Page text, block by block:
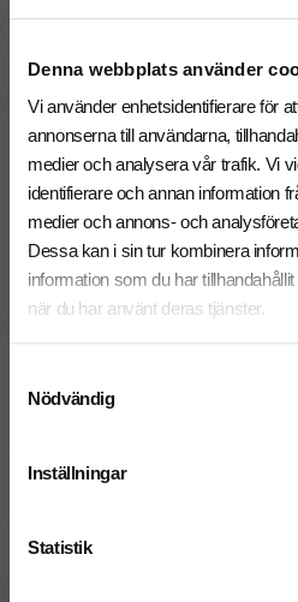
Denna webbplats använder
Vi använder enhetsidentifierare för
annonserna till användarna,
medier och analysera vår trafik. Vi
identifierare och annan information
medier och annons- och
Dessa kan i sin tur kombinera
information som du har
när du har använt deras tjänster.
Nödvändig
Inställningar
Statistik
17 Augusti
Snabbare
Prisgaranti
Snabb leverans